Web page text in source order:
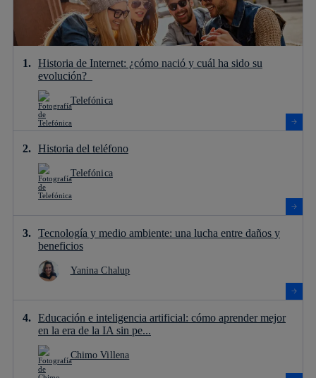
Historia de Internet: ¿cómo nació y cuál ha sido su
evolución?
Telefónica
Historia del teléfono
Telefónica
Tecnología y medio ambiente: una lucha entre daños y
beneficios
Yanina Chalup
Educación e inteligencia artificial: cómo aprender mejor
en la era de la IA sin pe...
Chimo Villena